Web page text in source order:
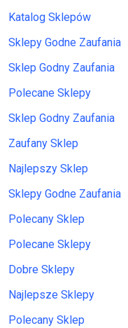
Katalog Sklepów
Sklepy Godne Zaufania
Sklep Godny Zaufania
Polecane Sklepy
Sklep Godny Zaufania
Zaufany Sklep
Najlepszy Sklep
Sklepy Godne Zaufania
Polecany Sklep
Polecane Sklepy
Dobre Sklepy
Najlepsze Sklepy
Polecany Sklep